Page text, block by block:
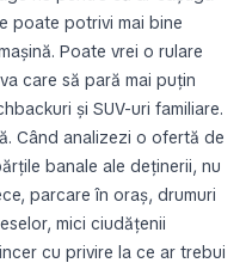
poate potrivi mai bine
Poate vrei o rulare
care să pară mai puțin
și SUV-uri familiare.
Când analizezi o ofertă de
banale ale deținerii, nu
parcare în oraș, drumuri
mici ciudățenii
cu privire la ce ar trebui